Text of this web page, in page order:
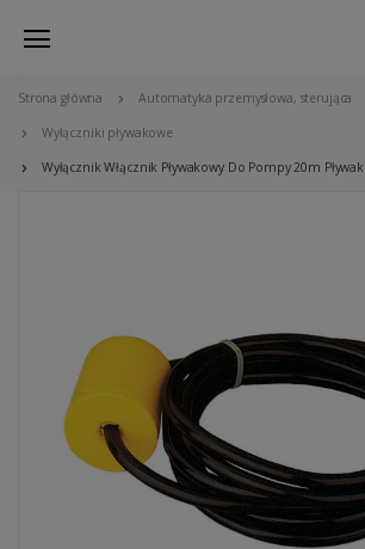
Strona główna Automatyka przemysłowa, sterująca
Wyłączniki pływakowe
Wyłącznik Włącznik Pływakowy Do Pompy 20m Pływak